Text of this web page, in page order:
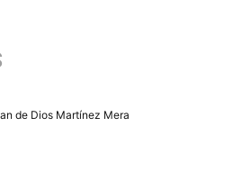
de Dios Martínez Mera